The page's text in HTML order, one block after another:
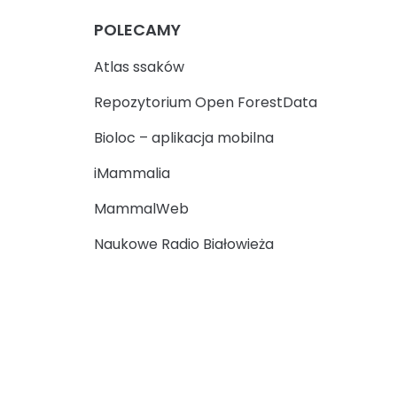
POLECAMY
Atlas ssaków
Repozytorium Open ForestData
Bioloc – aplikacja mobilna
iMammalia
MammalWeb
Naukowe Radio Białowieża